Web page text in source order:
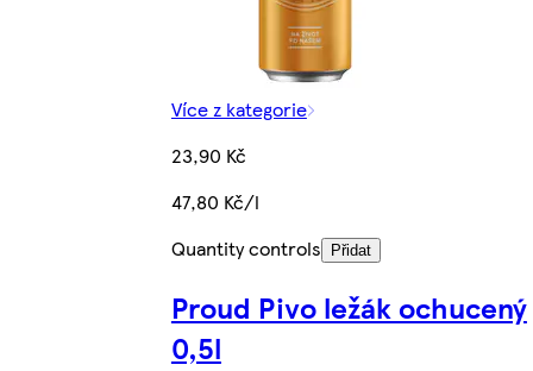
Více z kategorie
23,90 Kč
47,80 Kč/l
Quantity controls
Přidat
Proud Pivo ležák ochucený
0,5l